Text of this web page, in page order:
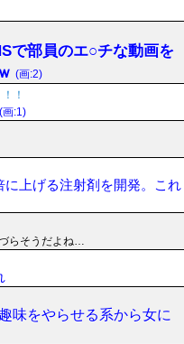
で部員のエ○チな動画を
(画:2)
！
(画:1)
上げる注射剤を開発。これ
らそうだよね…
味をやらせる系から女に